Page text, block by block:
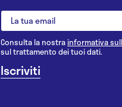
Consulta la nostrainformativa
sul trattamento dei tuoi dati.